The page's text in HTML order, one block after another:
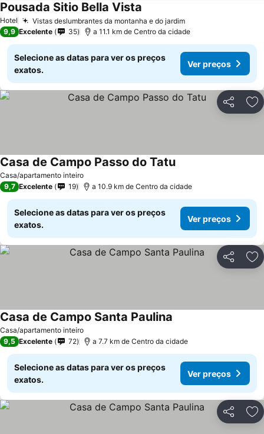
Hotel Vistas deslumbrantes da montanha e do jardim
Pousada Sitio Bella Vista
9,9 Excelente 35 a 11.1 km de Centro da cidade
Selecione as datas para ver os preços
exatos.
Ver preços
Partilhar
Casa/apartamento inteiro
Casa de Campo Passo do Tatu
9,7 Excelente 19 a 10.9 km de Centro da cidade
Selecione as datas para ver os preços
exatos.
Ver preços
Partilhar
Casa/apartamento inteiro
Casa de Campo Santa Paulina
9,5 Excelente 72 a 7.7 km de Centro da cidade
Selecione as datas para ver os preços
exatos.
Ver preços
Partilhar